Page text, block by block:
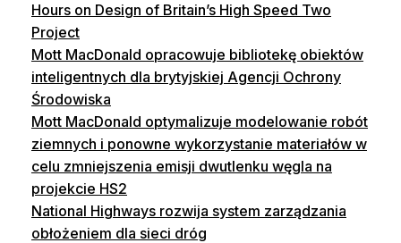
Hours on Design of Britain’s High Speed Two
Project
Mott MacDonald opracowuje bibliotekę obiektów
inteligentnych dla brytyjskiej Agencji Ochrony
Środowiska
Mott MacDonald optymalizuje modelowanie robót
ziemnych i ponowne wykorzystanie materiałów w
celu zmniejszenia emisji dwutlenku węgla na
projekcie HS2
National Highways rozwija system zarządzania
obłożeniem dla sieci dróg